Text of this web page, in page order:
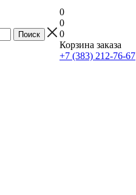
0
0
0
Корзина заказа
+7 (383) 212-76-67